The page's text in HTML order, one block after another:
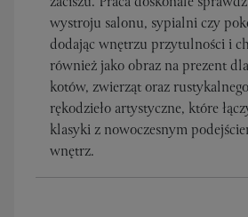
wystroju salonu, sypialni czy
dodając wnętrzu przytulności i
również jako obraz na prezent
kotów, zwierząt oraz
rękodzieło artystyczne, które
klasyki z nowoczesnym
wnętrz.